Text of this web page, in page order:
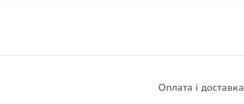
Оплата і доставка